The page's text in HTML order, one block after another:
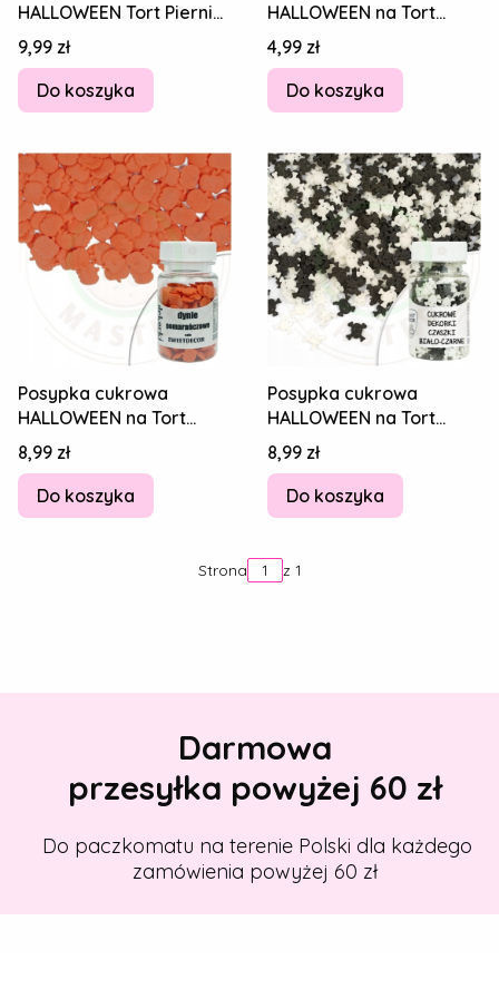
HALLOWEEN Tort Pierniki
POMARAŃCZOWE DYNIE
Z UŚMIECHEM 30g
Cena
9,99 zł
Do koszyka
HALLOWEEN na Tort
Pierniki Lody DUCHY
DUSZKI BIAŁE 30g
Cena
4,99 zł
Do koszyka
Posypka cukrowa
HALLOWEEN na Tort
Deser Pierniki
POMARAŃCZOWE DYNIE
30g
Cena
8,99 zł
Do koszyka
Posypka cukrowa
HALLOWEEN na Tort
Deser Lody BIAŁE I
CZARNE CZASZKI MIX 30g
Cena
8,99 zł
Do koszyka
Strona z 1
Darmowa
przesyłka powyżej 60 zł
Do paczkomatu na terenie Polski dla każdego
zamówienia powyżej 60 zł